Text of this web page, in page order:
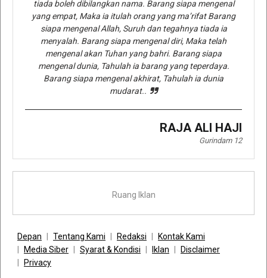
tiada boleh dibilangkan nama. Barang siapa mengenal
yang empat, Maka ia itulah orang yang ma’rifat Barang
siapa mengenal Allah, Suruh dan tegahnya tiada ia
menyalah. Barang siapa mengenal diri, Maka telah
mengenal akan Tuhan yang bahri. Barang siapa
mengenal dunia, Tahulah ia barang yang teperdaya.
Barang siapa mengenal akhirat, Tahulah ia dunia
mudarat..
RAJA ALI HAJI
Gurindam 12
Ruang Iklan
Depan Tentang Kami Redaksi
Kontak Kami
Media Siber
Syarat & Kondisi Iklan
Disclaimer
Privacy